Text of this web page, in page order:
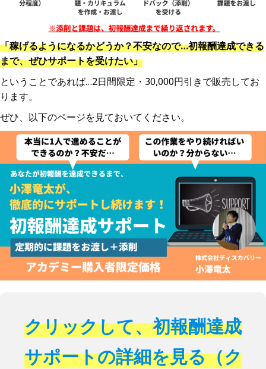
「稼げるようになるかどうか？不安なので…初報酬達成できる
まで、ぜひサポートを受けたい」
ということであれば…2日間限定・30,000円引きで販売してお
ります。
ぜひ、以下のページを見ておいてください。
クリックして、初報酬達成
サポートの詳細を見る（ク